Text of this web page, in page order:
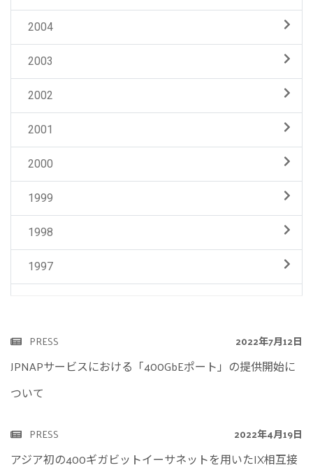
2004
2003
2002
2001
2000
1999
1998
1997
PRESS 2022年7月12日
JPNAPサービスにおける「400GbEポート」の提供開始に
ついて
PRESS 2022年4月19日
アジア初の400ギガビットイーサネットを用いたIX相互接